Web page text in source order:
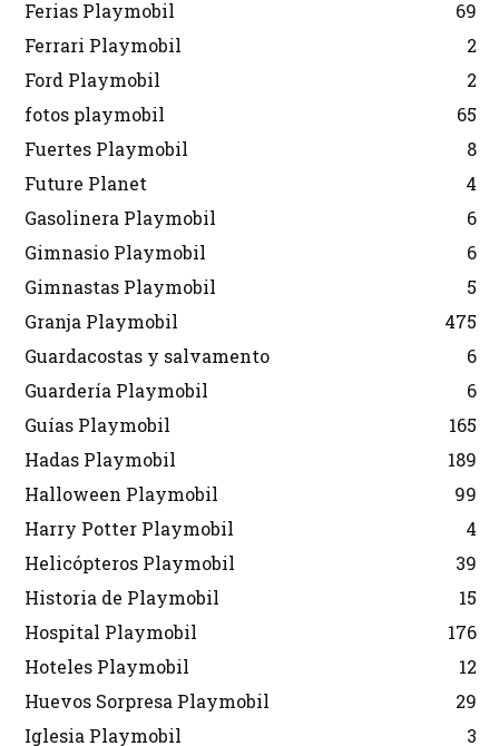
Ferias Playmobil
69
Ferrari Playmobil
2
Ford Playmobil
2
fotos playmobil
65
Fuertes Playmobil
8
Future Planet
4
Gasolinera Playmobil
6
Gimnasio Playmobil
6
Gimnastas Playmobil
5
Granja Playmobil
475
Guardacostas y salvamento
6
Guardería Playmobil
6
Guías Playmobil
165
Hadas Playmobil
189
Halloween Playmobil
99
Harry Potter Playmobil
4
Helicópteros Playmobil
39
Historia de Playmobil
15
Hospital Playmobil
176
Hoteles Playmobil
12
Huevos Sorpresa Playmobil
29
Iglesia Playmobil
3